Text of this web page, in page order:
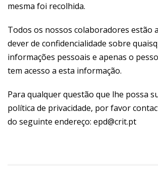
mesma foi recolhida.
Todos os nossos colaboradores estão
dever de confidencialidade sobre
informações pessoais e apenas o
tem acesso a esta informação.
Para qualquer questão que lhe possa
política de privacidade, por favor
do seguinte endereço: epd@crit.pt